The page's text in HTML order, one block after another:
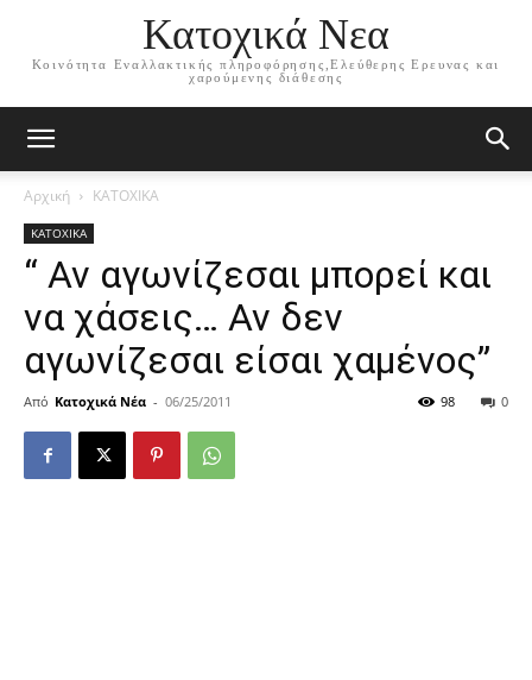
Κατοχικά Νεα
Κοινότητα Εναλλακτικής πληροφόρησης,Ελεύθερης Ερευνας και
χαρούμενης διάθεσης
Αρχική ΚΑΤΟΧΙΚΑ
ΚΑΤΟΧΙΚΑ
“ Αν αγωνίζεσαι μπορεί και
να χάσεις… Αν δεν
αγωνίζεσαι είσαι χαμένος”
Από Κατοχικά Νέα - 06/25/2011 0
98